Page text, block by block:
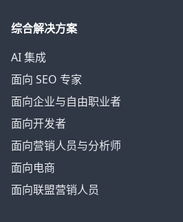
综合解决方案
AI 集成
面向 SEO 专家
面向企业与自由职业者
面向开发者
面向营销人员与分析师
面向电商
面向联盟营销人员